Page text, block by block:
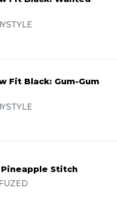
Fit Black: Gum-Gum
Stitch